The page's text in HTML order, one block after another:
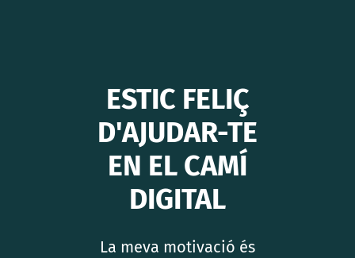
ESTIC FELIÇ
D'AJUDAR-TE
EN EL CAMÍ
DIGITAL
La meva motivació és